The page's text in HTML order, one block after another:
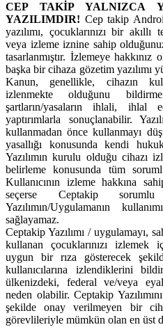
CEP TAKİP YALNIZCA
YAZILIMDIR! Cep takip
yazılımı, çocuklarınızı bir
veya izleme iznine sahip
tasarlanmıştır. İzlemeye
başka bir cihaza gözetim yazılımı
Kanun, genellikle, cihazın
izlenmekte olduğunu
şartların/yasaların ihlali, ihlal
yaptırımlarla sonuçlanabilir.
kullanmadan önce kullanmayı
yasallığı konusunda kendi hukuk
Yazılımın kurulu olduğu cihazı
belirleme konusunda tüm
Kullanıcının izleme hakkına
seçerse Ceptakip
Yazılımın/Uygulamanın
sağlayamaz.
Ceptakip Yazılımı / uygulamayı,
kullanan çocuklarınızı izlemek
uygun bir rıza gösterecek
kullanıcılarına izlendiklerini
ülkenizdeki, federal ve/veya
neden olabilir. Ceptakip
şekilde onay verilmeyen bir
görevlileriyle mümkün olan en üst